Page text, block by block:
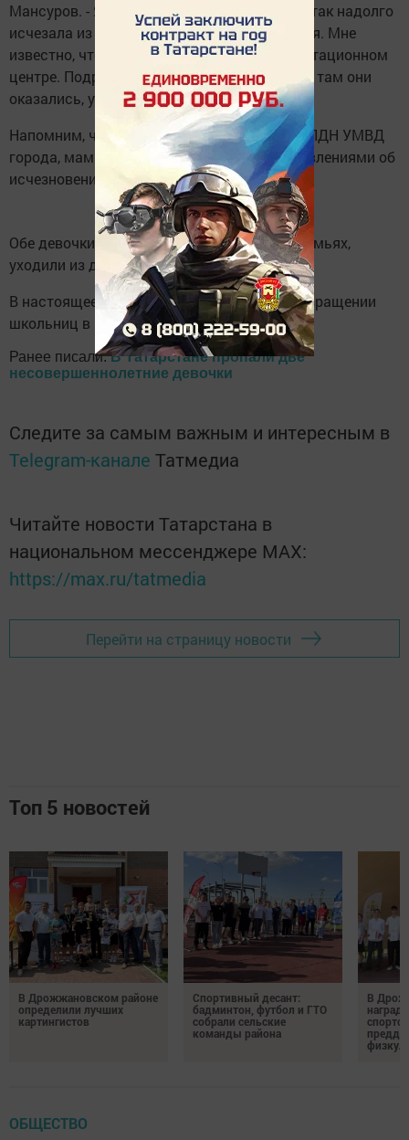
Мансуров. - Я не помню, чтобы она раньше так надолго
исчезала из дома и не приходила на занятия. Мне
известно, что девочки находятся в реабилитационном
центре. Подробностей, как и почему именно там они
оказались, у меня пока нет».
Напомним, что, по информации инспекции ПДН УМВД
города, мамы обратились в полицию с заявлениями об
исчезновении дочерей только 26 октября.
Обе девочки воспитываются в неполных семьях,
уходили из дома и раньше.
В настоящее время решается вопрос о возвращении
школьниц в Челны.
Ранее писали:В Татарстане пропали две
несовершеннолетние девочки
Следите за самым важным и интересным в
Telegram-канале Татмедиа
Читайте новости Татарстана в
национальном мессенджере MАХ:
https://max.ru/tatmedia
Перейти на страницу новости
Топ 5 новостей
В Дрожжановском районе
определили лучших
картингистов
Спортивный десант:
бадминтон, футбол и ГТО
собрали сельские
команды района
В
ОБЩЕСТВО